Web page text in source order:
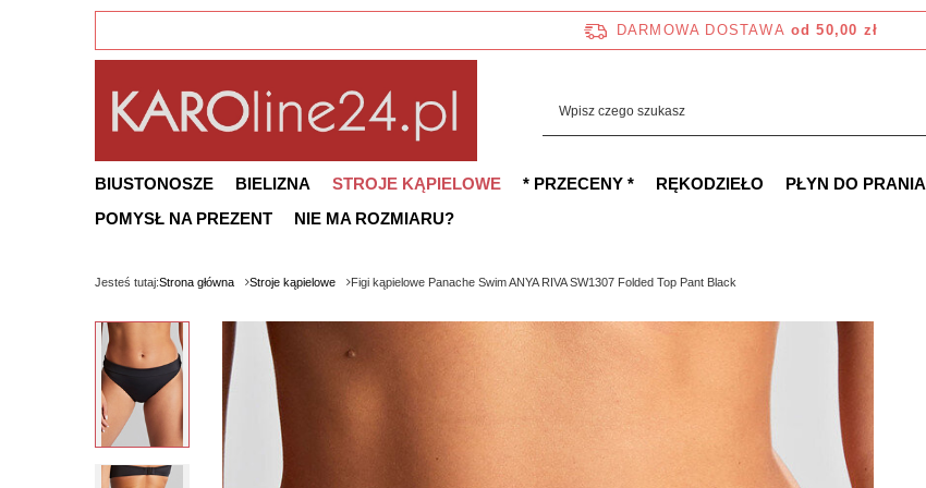
DARMOWA DOSTAWA od 50,00 zł
BIUSTONOSZE BIELIZNA STROJE KĄPIELOWE * PRZECENY * RĘKODZIEŁO PŁYN DO PRANIA
POMYSŁ NA PREZENT
NIE MA ROZMIARU?
Jesteś tutaj:Strona główna Stroje kąpielowe Figi kąpielowe Panache Swim ANYA RIVA SW1307 Folded Top Pant Black